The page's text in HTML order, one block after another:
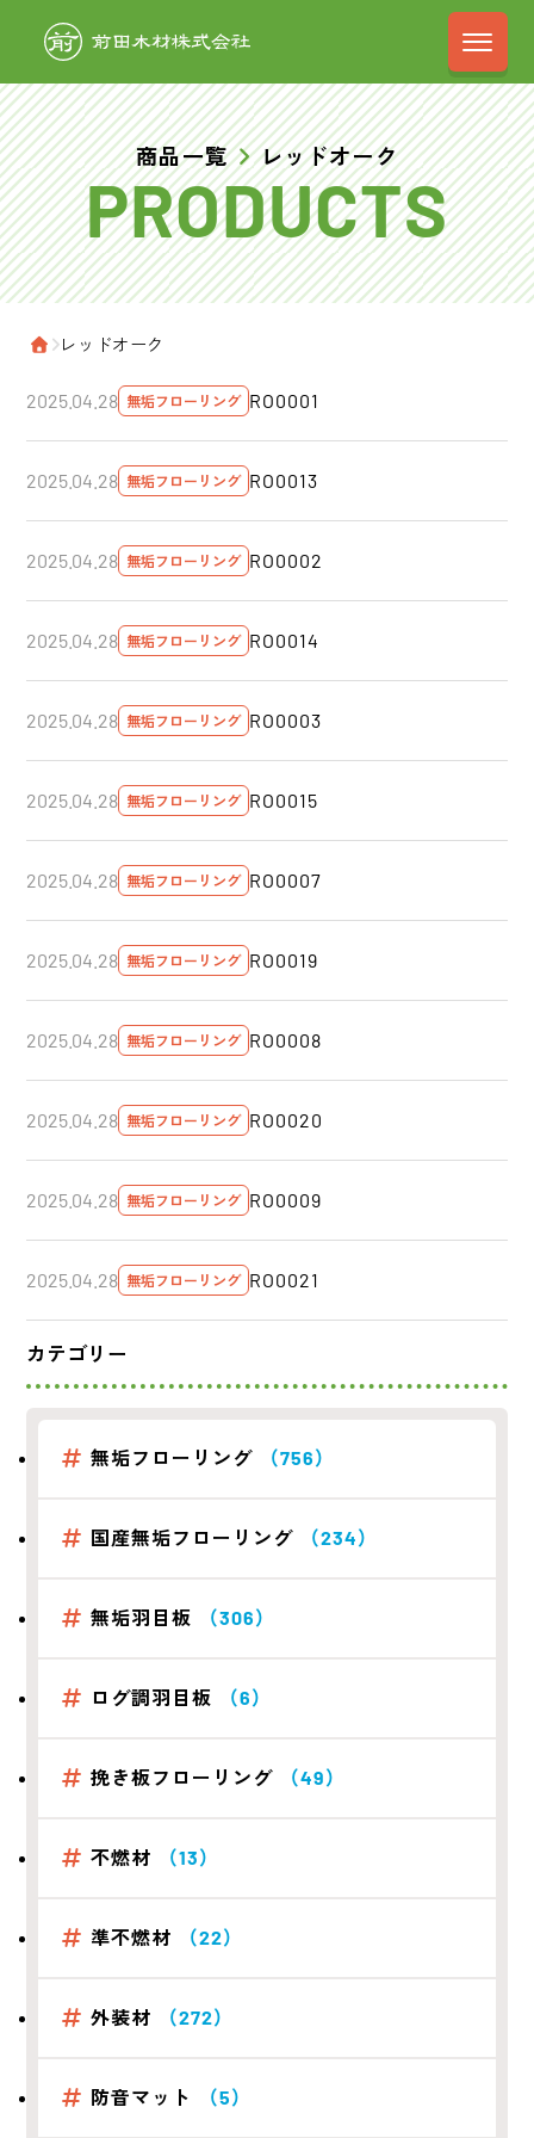
前田木材株式
商品一覧 レッドオーク
ホーム
› レッドオーク
2025.04.28 無垢フローリング RO0001
2025.04.28 無垢フローリング RO0013
2025.04.28 無垢フローリング RO0002
2025.04.28 無垢フローリング RO0014
2025.04.28 無垢フローリング RO0003
2025.04.28 無垢フローリング RO0015
2025.04.28 無垢フローリング RO0007
2025.04.28 無垢フローリング RO0019
2025.04.28 無垢フローリング RO0008
2025.04.28 無垢フローリング RO0020
2025.04.28 無垢フローリング RO0009
2025.04.28 無垢フローリング RO0021
カテゴリー
無垢フローリング （756）
国産無垢フローリング （234）
無垢羽目板 （306）
ログ調羽目板 （6）
挽き板フローリング （49）
不燃材 （13）
準不燃材 （22）
外装材 （272）
防音マット （5）